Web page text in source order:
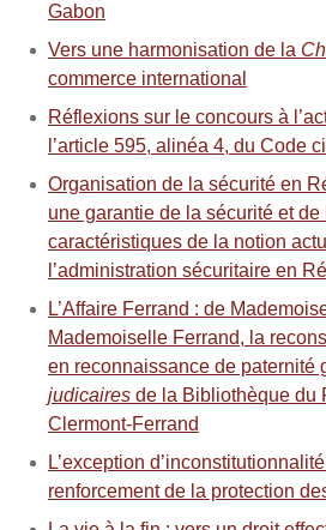
Gabon
Vers une harmonisation de la
commerce international
Réflexions sur le concours à
l’article 595, alinéa 4, du Code
Organisation de la sécurité en
une garantie de la sécurité et de
caractéristiques de la notion
l’administration sécuritaire en
L’Affaire Ferrand : de
Mademoiselle Ferrand, la
en reconnaissance de paternité
judicaires de la Bibliothèque du
Clermont-Ferrand
L’exception
renforcement de la protection